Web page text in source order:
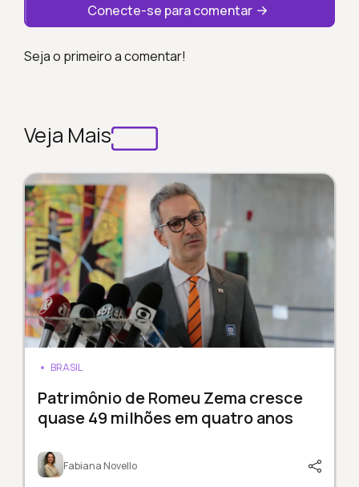
Conecte-se para comentar
Seja o primeiro a comentar!
Veja Mais
BRASIL
Patrimônio de Romeu Zema cresce
quase 49 milhões em quatro anos
Fabiana Novello